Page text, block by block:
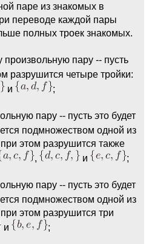
паре из знакомых в
переводе каждой пары
полных троек знакомых.
пару -- пусть
разрушится четыре тройки:
и ;
пару -- пусть это будет
подмножеством одной из
этом разрушится также
, и ;
пару -- пусть это будет
подмножеством одной из
этом разрушится три
и ;